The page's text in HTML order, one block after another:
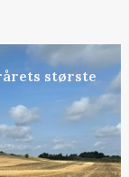
største